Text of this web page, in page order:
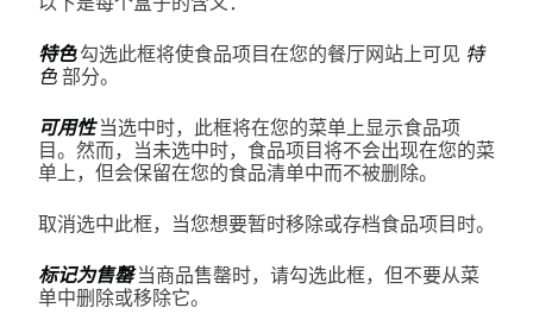
特色勾选此框将使食品项目在您的餐厅网站上可见 特
色部分。
可用性当选中时，此框将在您的菜单上显示食品项
目。然而，当未选中时，食品项目将不会出现在您的菜
单上，但会保留在您的食品清单中而不被删除。
取消选中此框，当您想要暂时移除或存档食品项目时。
标记为售罄当商品售罄时，请勾选此框，但不要从菜
单中删除或移除它。